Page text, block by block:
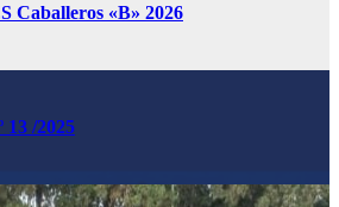
Caballeros «B» 2026
/2025